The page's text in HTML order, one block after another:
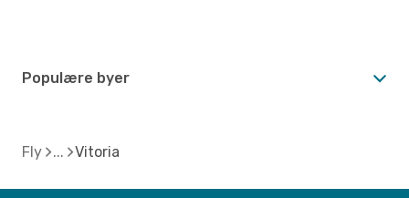
Populære byer
Fly Vitoria